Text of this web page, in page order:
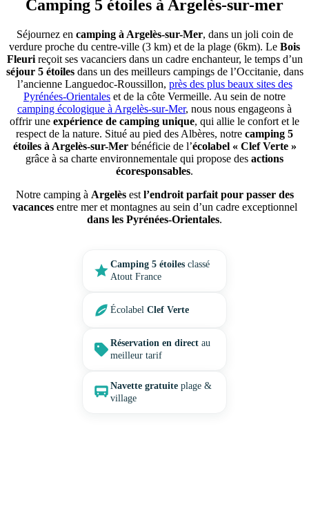
Camping 5 étoiles à Argelès-sur-mer
Séjournez en camping à Argelès-sur-Mer, dans un joli coin de
verdure proche du centre-ville (3 km) et de la plage (6km). Le Bois
Fleurireçoit ses vacanciers dans un cadre enchanteur, le temps d’un
séjour 5 étoilesdans un des meilleurs campings de l’Occitanie, dans
l’ancienne Languedoc-Roussillon, près des plus beaux sites des
Pyrénées-Orientales et de la côte Vermeille. Au sein de notre
camping écologique à Argelès-sur-Mer, nous nous engageons à
offrir une expérience de camping unique, qui allie le confort et le
respect de la nature. Situé au pied des Albères, notre camping 5
étoiles à Argelès-sur-Merbénéficie de l’écolabel « Clef Verte »
grâce à sa charte environnementale qui propose des actions
écoresponsables.
Notre camping à Argelèsest l’endroit parfait pour passer des
vacancesentre mer et montagnes au sein d’un cadre exceptionnel
dans les Pyrénées-Orientales.
Camping 5 étoiles classé
Atout France
ÉcolabelClef Verte
Réservation en direct au
meilleur tarif
Navette gratuite plage &
village